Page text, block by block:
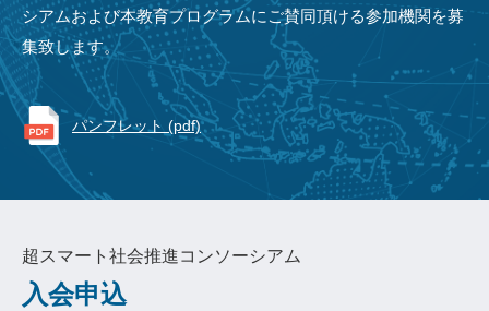
シアムおよび本教育プログラムにご賛同頂ける参加機関を募
集致します。
パンフレット (pdf)
超スマート社会推進コンソーシアム
入会申込